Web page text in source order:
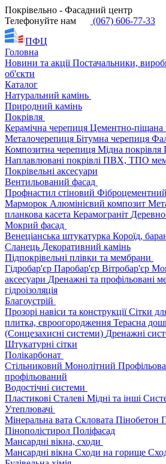
Покрівельно - Фасадний центр
Телефонуйте нам
(067) 606-77-33
ПФЦ
Головна
Новини та акціїПостачальники,
об'єкти
Каталог
Натуральний камінь
Природний камінь
Покрівля
Керамічна черепиця Цементно-піщана
Металочерепиця Бітумна черепиця
Композитна черепиця Мідна покрівля
Наплавлювані покрівлі ПВХ, ТПО
Покрівельні аксесуари
Вентильований фасад
Профнастил стіновий
Марморок Алюмінієвий композит
планкова касета Керамограніт
Мокрий фасад
Венеціанська штукатурка Короїд,
Сланець Декоративний камінь
Підпокрівельні плівки та мембрани
Гідробар'єр Паробар'єр Вітробар'єр
аксесуари Дренажні та профільовані
гідроізоляція
Благоустрій
Прозорі навіси та конструкціїСітки
плитка, євроогородження Терасна
(Сонцезахисні системи) Дренажні
Штукатурні сітки
Полікарбонат
Стільниковий Монолітний
профільований
Водостічні системи
Пластикові Сталеві Мідні та інші
Утеплювачі
Мінеральна вата Скловата Пінобетон
Пінополістирол Поліфасад
Мансардні вікна, сходи
Мансардні вікна Сходи на горище